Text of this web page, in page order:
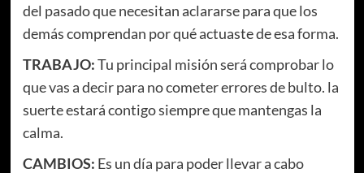
del pasado que necesitan aclararse para que los
demás comprendan por qué actuaste de esa forma.
TRABAJO:Tu principal misión será comprobar lo
que vas a decir para no cometer errores de bulto. la
suerte estará contigo siempre que mantengas la
calma.
CAMBIOS: Es un día para poder llevar a cabo